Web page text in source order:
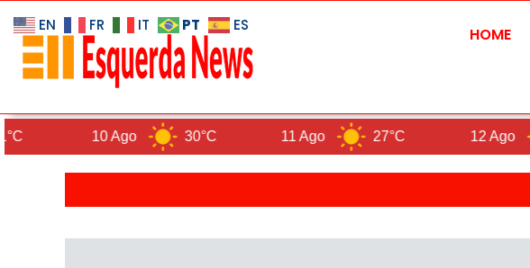
HOME
30°C 11 Ago 27°C 12 Ago 26°C
EN FR IT PT ES